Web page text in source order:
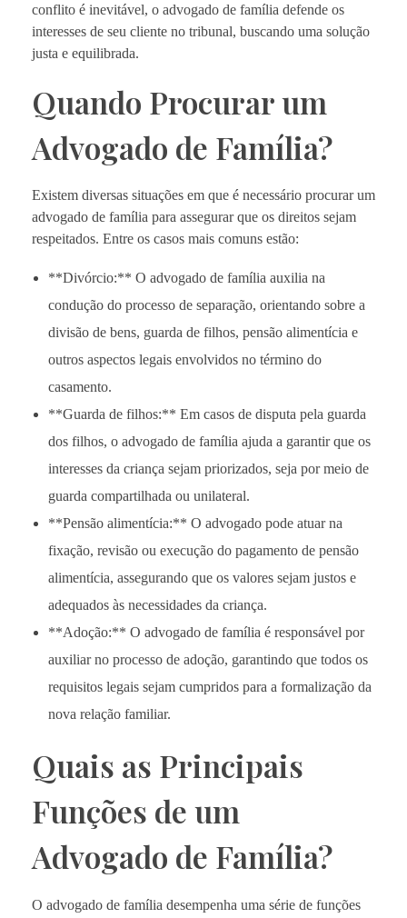
conflito é inevitável, o advogado de família defende os
interesses de seu cliente no tribunal, buscando uma solução
justa e equilibrada.
Quando Procurar um
Advogado de Família?
Existem diversas situações em que é necessário procurar um
advogado de família para assegurar que os direitos sejam
respeitados. Entre os casos mais comuns estão:
**Divórcio:** O advogado de família auxilia na
condução do processo de separação, orientando sobre a
divisão de bens, guarda de filhos, pensão alimentícia e
outros aspectos legais envolvidos no término do
casamento.
**Guarda de filhos:** Em casos de disputa pela guarda
dos filhos, o advogado de família ajuda a garantir que os
interesses da criança sejam priorizados, seja por meio de
guarda compartilhada ou unilateral.
**Pensão alimentícia:** O advogado pode atuar na
fixação, revisão ou execução do pagamento de pensão
alimentícia, assegurando que os valores sejam justos e
adequados às necessidades da criança.
**Adoção:** O advogado de família é responsável por
auxiliar no processo de adoção, garantindo que todos os
requisitos legais sejam cumpridos para a formalização da
nova relação familiar.
Quais as Principais
Funções de um
Advogado de Família?
O advogado de família desempenha uma série de funções